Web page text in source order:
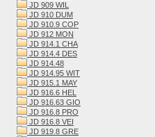
JD 909 WIL
JD 910 DUM
JD 910.9 COP
JD 912 MON
JD 914.1 CHA
JD 914.4 DES
JD 914.48
JD 914.95 WIT
JD 915.1 MAY
JD 916.6 HEL
JD 916.63 GIO
JD 916.8 PRO
JD 916.8 VEI
JD 919.8 GRE